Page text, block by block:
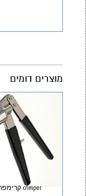
מוצרים דומים
crimper קרימפר